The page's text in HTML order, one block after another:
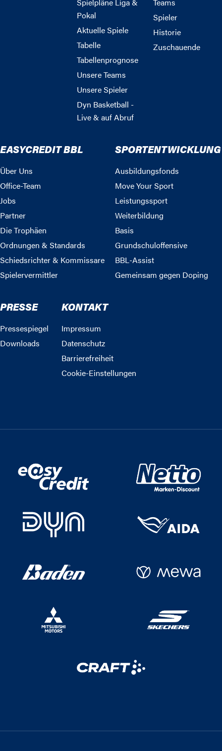
Spielpläne Liga &
Pokal
Aktuelle Spiele
Tabelle
Tabellenprognose
Unsere Teams
Unsere Spieler
Dyn Basketball -
Live & auf Abruf
Teams
Spieler
Historie
Zuschauende
EASYCREDIT BBL
Über Uns
Office-Team
Jobs
Partner
Die Trophäen
Ordnungen & Standards
Schiedsrichter & Kommissare
Spielervermittler
SPORTENTWICKLUNG
Ausbildungsfonds
Move Your Sport
Leistungssport
Weiterbildung
Basis
Grundschuloffensive
BBL-Assist
Gemeinsam gegen Doping
PRESSE
Pressespiegel
Downloads
KONTAKT
Impressum
Datenschutz
Barrierefreiheit
Cookie-Einstellungen